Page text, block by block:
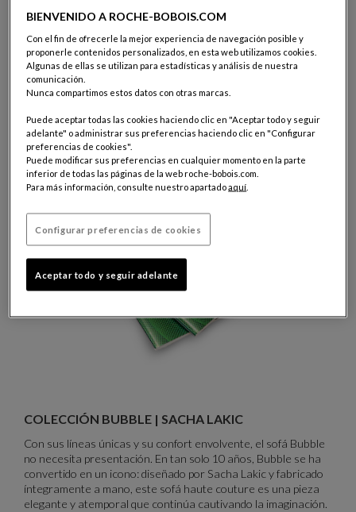
FOLLETOS
COLECCIÓN BUBBLE | SACHA LAKIC
Con sus líneas únicas y su confort envolvente, el sofá Bubble
no necesita presentación. En tan solo 10 años, Bubble se ha
convertido en un icono: diseñado por Sacha Lakic y fabricado
íntegramente a mano, este sofá haute couture es una pieza
elegante y atemporal que continúa cautivando la imaginación.
BIENVENIDO A ROCHE-BOBOIS.COM
Con el fin de ofrecerle la mejor experiencia de navegación posible y
proponerle contenidos personalizados, en esta web utilizamos cookies.
Algunas de ellas se utilizan para estadísticas y análisis de nuestra
comunicación.
Nunca compartimos estos datos con otras marcas.
Puede aceptar todas las cookies haciendo clic en "Aceptar todo y seguir
adelante" o administrar sus preferencias haciendo clic en "Configurar
preferencias de cookies".
Puede modificar sus preferencias en cualquier momento en la parte
inferior de todas las páginas de la web roche-bobois.com.
Para más información, consulte nuestro apartadoaquí
Configurar preferencias de cookies
Aceptar todo y seguir adelante